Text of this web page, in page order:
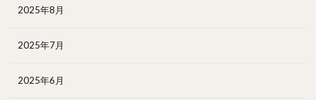
2025年8月
2025年7月
2025年6月